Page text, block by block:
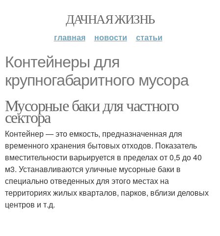
ДАЧНАЯ ЖИЗНЬ
главная новости статьи
Контейнеры для
крупногабаритного мусора
Мусорные баки для частного
сектора
Контейнер — это емкость, предназначенная для
временного хранения бытовых отходов. Показатель
вместительности варьируется в пределах от 0,5 до 40
м3. Устанавливаются уличные мусорные баки в
специально отведенных для этого местах на
территориях жилых кварталов, парков, вблизи деловых
центров и т.д.